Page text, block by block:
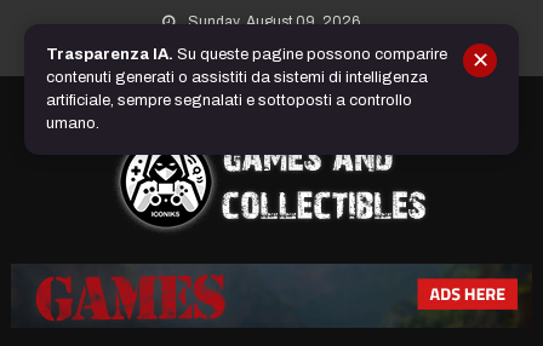
content
Sunday, August 09, 2026
Trasparenza IA. Su queste pagine possono comparire
contenuti generati o assistiti da sistemi di intelligenza
artificiale, sempre segnalati e sottoposti a controllo
umano.
✕